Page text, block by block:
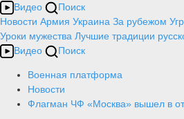
Видео
Поиск
Новости Армия Украина За рубежом
Уроки мужества Лучшие традиции
Видео
Поиск
Военная платформа
Новости
Флагман ЧФ «Москва» вышел в